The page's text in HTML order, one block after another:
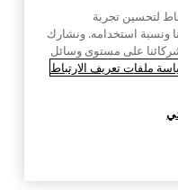
لتحسين تجربة
ونسبة استخدامه. ونشارك
على مستوى وسائل
ملفات تعريف الارتباط